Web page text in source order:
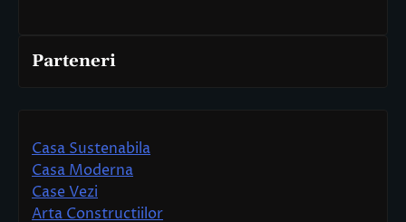
Parteneri
Casa Sustenabila
Casa Moderna
Case Vezi
Arta Constructiilor